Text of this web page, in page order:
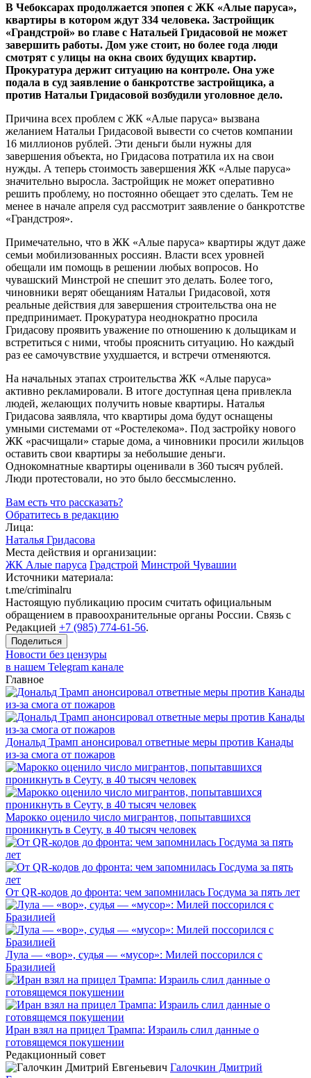
В Чебоксарах продолжается эпопея с ЖК «Алые паруса»,
квартиры в котором ждут 334 человека. Застройщик
«Грандстрой» во главе с Натальей Гридасовой не может
завершить работы. Дом уже стоит, но более года люди
смотрят с улицы на окна своих будущих квартир.
Прокуратура держит ситуацию на контроле. Она уже
подала в суд заявление о банкротстве застройщика, а
против Натальи Гридасовой возбудили уголовное дело.
Причина всех проблем с ЖК «Алые паруса» вызвана
желанием Натальи Гридасовой вывести со счетов компании
16 миллионов рублей. Эти деньги были нужны для
завершения объекта, но Гридасова потратила их на свои
нужды. А теперь стоимость завершения ЖК «Алые паруса»
значительно выросла. Застройщик не может оперативно
решить проблему, но постоянно обещает это сделать. Тем не
менее в начале апреля суд рассмотрит заявление о банкротстве
«Грандстроя».
Примечательно, что в ЖК «Алые паруса» квартиры ждут даже
семьи мобилизованных россиян. Власти всех уровней
обещали им помощь в решении любых вопросов. Но
чувашский Минстрой не спешит это делать. Более того,
чиновники верят обещаниям Натальи Гридасовой, хотя
реальные действия для завершения строительства она не
предпринимает. Прокуратура неоднократно просила
Гридасову проявить уважение по отношению к дольщикам и
встретиться с ними, чтобы прояснить ситуацию. Но каждый
раз ее самочувствие ухудшается, и встречи отменяются.
На начальных этапах строительства ЖК «Алые паруса»
активно рекламировали. В итоге доступная цена привлекла
людей, желающих получить новые квартиры. Наталья
Гридасова заявляла, что квартиры дома будут оснащены
умными системами от «Ростелекома». Под застройку нового
ЖК «расчищали» старые дома, а чиновники просили жильцов
оставить свои квартиры за небольшие деньги.
Однокомнатные квартиры оценивали в 360 тысяч рублей.
Люди протестовали, но это было бессмысленно.
Вам есть что рассказать?
Обратитесь в редакцию
Лица:
Наталья Гридасова
Места действия и организации:
ЖК Алые паруса Градстрой Минстрой Чувашии
Источники материала:
t.me/criminalru
Настоящую публикацию просим считать официальным
обращением в правоохранительные органы России. Связь с
Редакцией +7 (985) 774-61-56.
Поделиться
Новости без цензуры
в нашем Telegram канале
Главное
Дональд Трамп анонсировал ответные меры против Канады
из-за смога от пожаров
Марокко оценило число мигрантов, попытавшихся
проникнуть в Сеуту, в 40 тысяч человек
От QR-кодов до фронта: чем запомнилась Госдума за пять лет
Лула — «вор», судья — «мусор»: Милей поссорился с
Бразилией
Иран взял на прицел Трампа: Израиль слил данные о
готовящемся покушении
Редакционный совет
Галочкин Дмитрий